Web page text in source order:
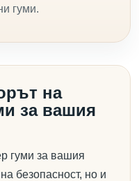
гуми.
на
за вашия
гуми за вашия
безопасност, но и